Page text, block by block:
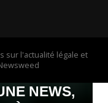
sur l'actualité légale et
NEWS,